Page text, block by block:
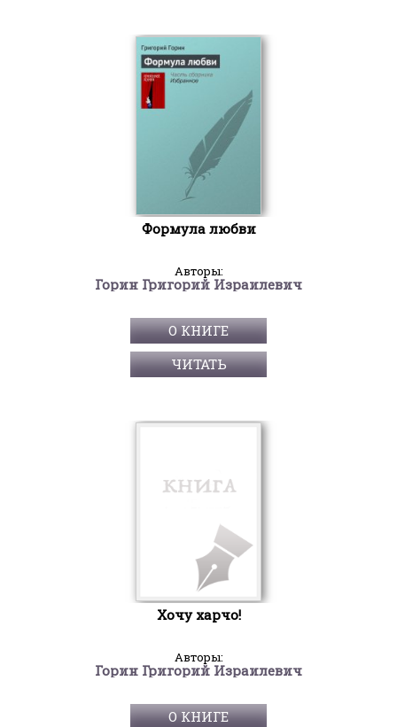
Формула любви
Авторы:
Горин Григорий Израилевич
О КНИГЕ
ЧИТАТЬ
Хочу харчо!
Авторы:
Горин Григорий Израилевич
О КНИГЕ